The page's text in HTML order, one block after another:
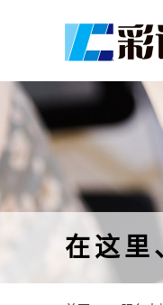
在这里